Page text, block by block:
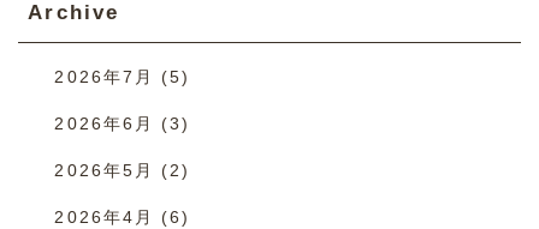
Archive
2026年7月 (5)
2026年6月 (3)
2026年5月 (2)
2026年4月 (6)